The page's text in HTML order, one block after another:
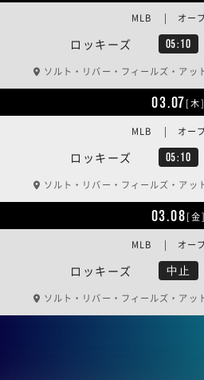
ロッキーズ 05:10
MLB | オープ
ソルト・リバー・フィールズ・アッ
03.07[木]
ロッキーズ 05:10
MLB | オープ
ソルト・リバー・フィールズ・アッ
03.08[金]
ロッキーズ 中止
MLB | オープ
ソルト・リバー・フィールズ・アッ